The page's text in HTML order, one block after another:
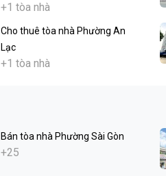
+1 tòa nhà
Cho thuê tòa nhà Phường An
Lạc
+1 tòa nhà
Bán tòa nhà Phường Sài Gòn
+25